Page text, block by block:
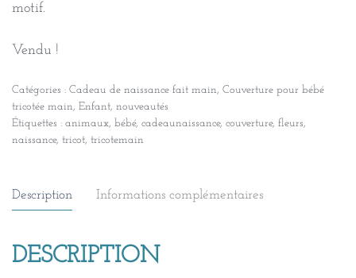
motif.
Vendu !
Catégories : Cadeau de naissance fait main, Couverture pour bébé
tricotée main, Enfant, nouveautés
Étiquettes : animaux, bébé, cadeaunaissance, couverture, fleurs,
naissance, tricot, tricotemain
Description Informations complémentaires
DESCRIPTION